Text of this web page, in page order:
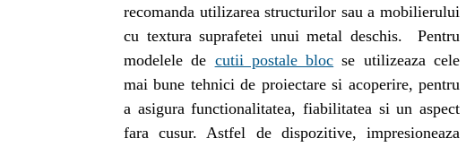
recomanda utilizarea structurilor sau a mobilierului
cu textura suprafetei unui metal deschis. Pentru
modelele de cutii postale bloc se utilizeaza cele
mai bune tehnici de proiectare si acoperire, pentru
a asigura functionalitatea, fiabilitatea si un aspect
fara cusur. Astfel de dispozitive, impresioneaza